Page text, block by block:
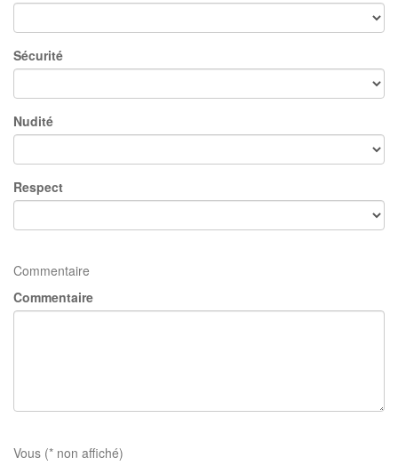
Sécurité
Nudité
Respect
Commentaire
Commentaire
Vous (* non affiché)